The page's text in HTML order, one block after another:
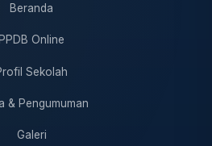
Beranda
PPDB Online
Sekolah
& Pengumuman
Galeri